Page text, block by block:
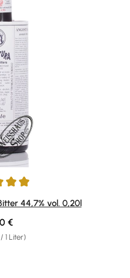
4.94 von 5 Sternen
44,7% vol. 0,20l
1 Liter)
Preis:
€